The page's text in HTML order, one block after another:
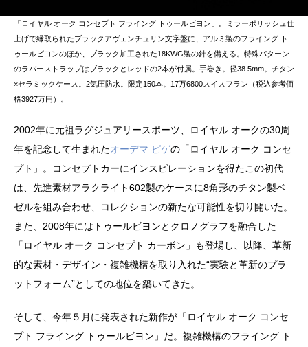
「ロイヤル オーク コンセプト フライング トゥールビヨン」。ミラーポリッシュ仕
上げで縁取られたブラックアヴェンチュリン文字盤に、アルミ製のフライング ト
ゥールビヨンのほか、ブラック加工された18KWG製の針を備える。特殊パターン
のラバーストラップはブラックとレッドの2本が付属。手巻き。径38.5mm。チタン
×セラミックケース。2気圧防水。限定150本。17万6800スイスフラン（税込参考価
格3927万円）。
2002年に元祖ラグジュアリースポーツ、ロイヤル オークの30周
年を記念して生まれたオーデマ ピゲの「ロイヤル オーク コンセ
プト」。コンセプトカーにインスピレーションを得たこの初代
は、先進素材アラクライト602製のケースに8角形のチタン製ベ
ゼルを組み合わせ、コレクションの新たな可能性を切り開いた。
また、2008年にはトゥールビヨンとクロノグラフを融合した
「ロイヤル オーク コンセプト カーボン」も登場し、以降、革新
的な素材・デザイン・複雑機構を取り入れた“実験と革新のプラ
ットフォーム”としての地位を築いてきた。
そして、今年５月に発表された新作が「ロイヤル オーク コンセ
プト フライング トゥールビヨン」だ。複雑機構のフライング ト